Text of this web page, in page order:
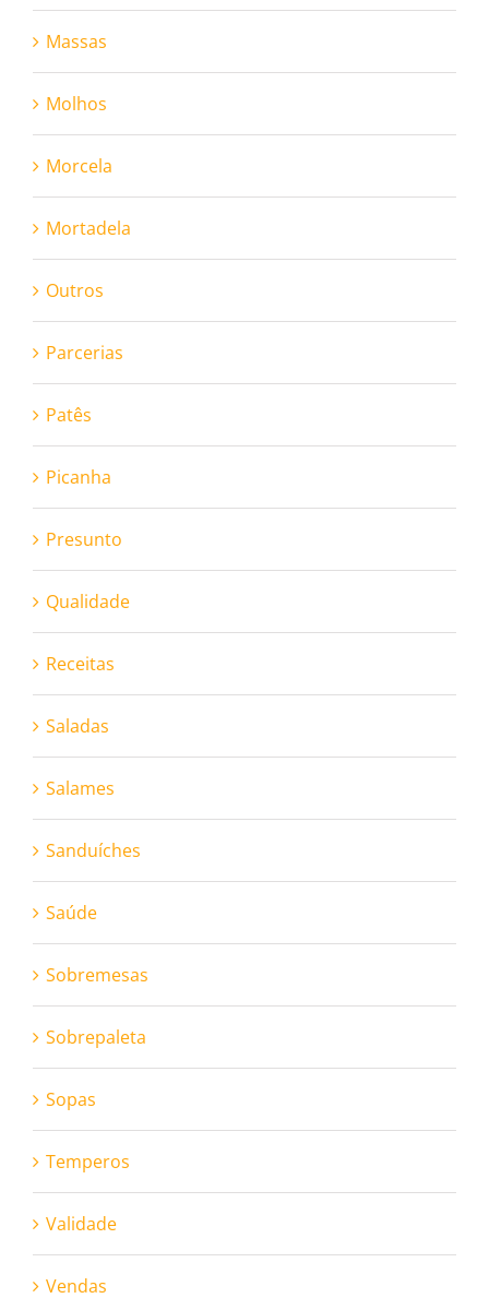
Massas
Molhos
Morcela
Mortadela
Outros
Parcerias
Patês
Picanha
Presunto
Qualidade
Receitas
Saladas
Salames
Sanduíches
Saúde
Sobremesas
Sobrepaleta
Sopas
Temperos
Validade
Vendas